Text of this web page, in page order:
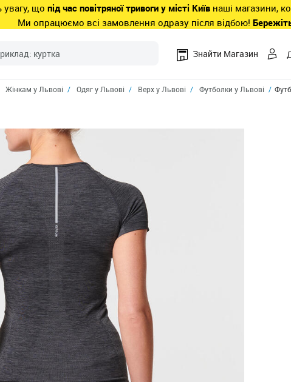
увагу, що під час повітряної тривоги у місті Київ наші магазини,
Ми опрацюємо всі замовлення одразу після відбою!
Знайти Магазин
Жінкам у Львові Одяг у Львові Верх у Львові Футболки у Львові